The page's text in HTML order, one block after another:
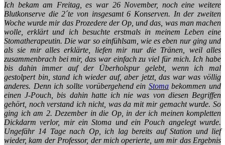
Ich bekam am Freitag, es war 26 November, noch eine weitere
Blutkonserve die 2´te von insgesamt 6 Konserven. In der zweiten
Woche wurde mir das Prozedere der Op, und das, was man machen
wolle, erklärt und ich besuchte erstmals in meinem Leben eine
Stomatherapeutin. Die war so einfühlsam, wie es eben nur ging und
als sie mir alles erklärte, liefen mir nur die Tränen, weil alles
zusammenbrach bei mir, das war einfach zu viel für mich. Ich habe
bis dahin immer auf der Überholspur gelebt, wenn ich mal
gestolpert bin, stand ich wieder auf, aber jetzt, das war was völlig
anderes. Denn ich sollte vorübergehend ein Stomabekommen und
einen J-Pouch, bis dahin hatte ich nie was von diesen Begriffen
gehört, noch verstand ich nicht, was da mit mir gemacht wurde. So
ging ich am 2. Dezember in die Op, in der ich meinen kompletten
Dickdarm verlor, mir ein Stoma und ein Pouch angelegt wurde.
Ungefähr 14 Tage nach Op, ich lag bereits auf Station und lief
wieder, kam der Professor, der mich operierte, um mir das Ergebnis